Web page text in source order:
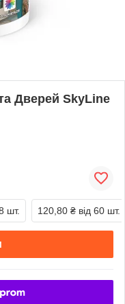
Дверей SkyLine
шт. 120,80 ₴ від 60 шт.